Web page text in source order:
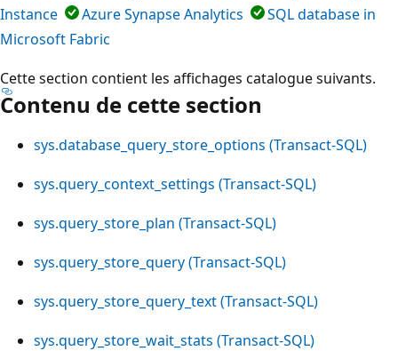
Instance
Azure Synapse Analytics
SQL database in
Microsoft Fabric
Cette section contient les affichages catalogue suivants.
Contenu de cette section
sys.database_query_store_options (Transact-SQL)
sys.query_context_settings (Transact-SQL)
sys.query_store_plan (Transact-SQL)
sys.query_store_query (Transact-SQL)
sys.query_store_query_text (Transact-SQL)
sys.query_store_wait_stats (Transact-SQL)